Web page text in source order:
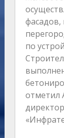
фасадов,
по
отметил